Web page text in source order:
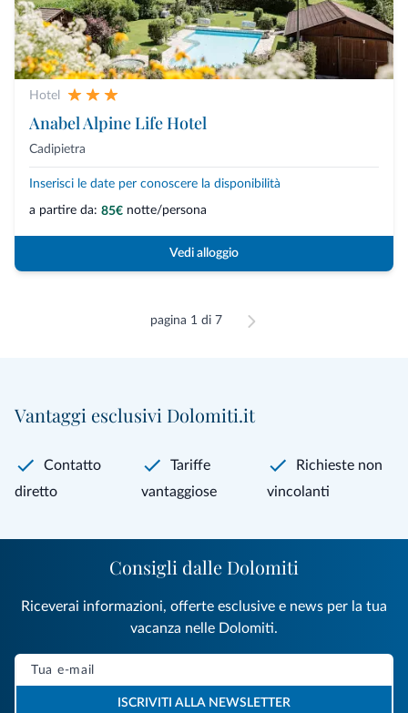
Hotel
Anabel Alpine Life Hotel
Cadipietra
Inserisci le date per conoscere la disponibilità
a partire da: 85€ notte/persona
Vedi alloggio
pagina 1 di 7
Vantaggi esclusivi Dolomiti.it
Contatto
diretto
Tariffe
vantaggiose
Richieste non
vincolanti
Consigli dalle Dolomiti
Riceverai informazioni, offerte esclusive e news per la tua
vacanza nelle Dolomiti.
ISCRIVITI ALLA NEWSLETTER